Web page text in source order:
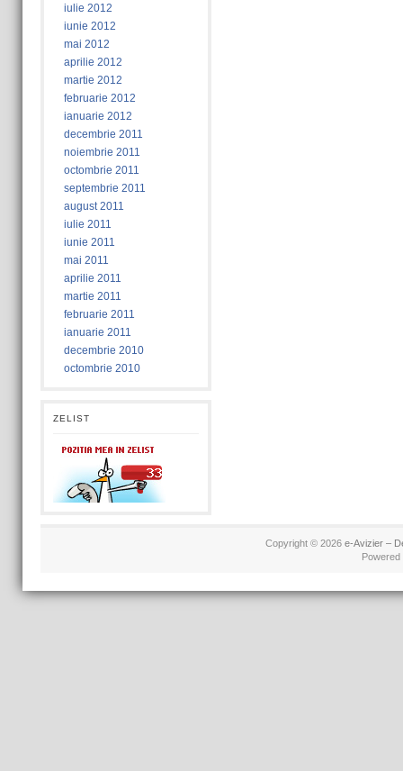
iulie 2012
iunie 2012
mai 2012
aprilie 2012
martie 2012
februarie 2012
ianuarie 2012
decembrie 2011
noiembrie 2011
octombrie 2011
septembrie 2011
august 2011
iulie 2011
iunie 2011
mai 2011
aprilie 2011
martie 2011
februarie 2011
ianuarie 2011
decembrie 2010
octombrie 2010
ZELIST
Copyright © 2026 e-Avizier –